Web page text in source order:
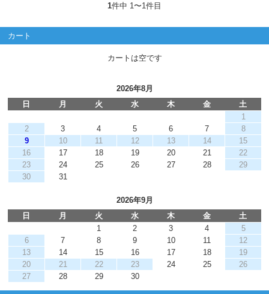
1件中 1〜1件目
カート
カートは空です
2026年8月
日
月 火 水 木 金
土
1
2
3 4 5 6 7
8
9
10 11 12 13 14
15
16
17 18 19 20 21
22
23
24 25 26 27 28
29
30
31
2026年9月
日
月 火 水 木 金
土
1
2 3 4
5
6
7 8 9 10 11
12
13
14 15 16 17 18
19
20
21 22 23 24 25
26
27
28 29 30